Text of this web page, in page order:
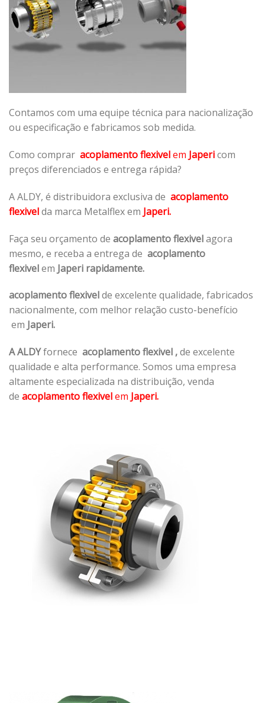
Contamos com uma equipe técnica para nacionalização
ou especificação e fabricamos sob medida.
Como comprar acoplamento flexivelem Japericom
preços diferenciados e entrega rápida?
A ALDY, é distribuidora exclusiva de acoplamento
flexivelda marca Metalflex em Japeri.
Faça seu orçamento de acoplamento flexivelagora
mesmo, e receba a entrega de acoplamento
flexivelem Japeri rapidamente.
acoplamento flexivelde excelente qualidade, fabricados
nacionalmente, com melhor relação custo-benefício
em Japeri.
A ALDYfornece acoplamento flexivel ,de excelente
qualidade e alta performance. Somos uma empresa
altamente especializada na distribuição, venda
de acoplamento flexivelem Japeri.